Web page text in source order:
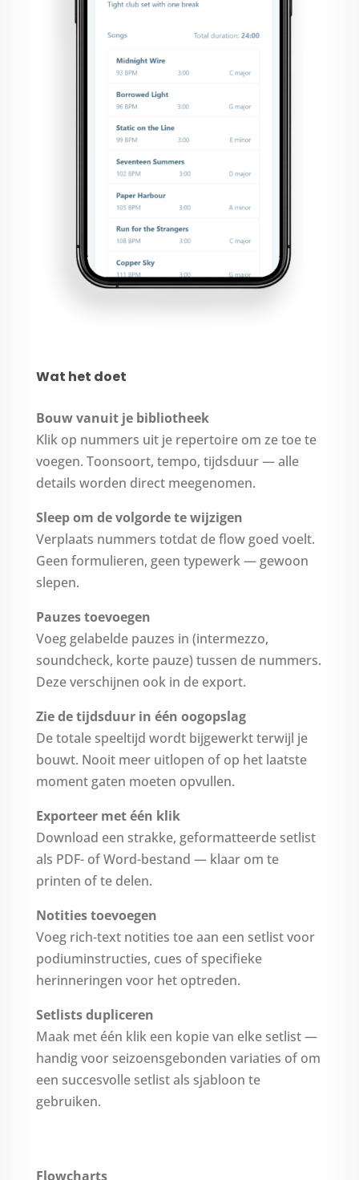
Wat het doet
Bouw vanuit je bibliotheek
Klik op nummers uit je repertoire om ze toe te
voegen. Toonsoort, tempo, tijdsduur — alle
details worden direct meegenomen.
Sleep om de volgorde te wijzigen
Verplaats nummers totdat de flow goed voelt.
Geen formulieren, geen typewerk — gewoon
slepen.
Pauzes toevoegen
Voeg gelabelde pauzes in (intermezzo,
soundcheck, korte pauze) tussen de nummers.
Deze verschijnen ook in de export.
Zie de tijdsduur in één oogopslag
De totale speeltijd wordt bijgewerkt terwijl je
bouwt. Nooit meer uitlopen of op het laatste
moment gaten moeten opvullen.
Exporteer met één klik
Download een strakke, geformatteerde setlist
als PDF- of Word-bestand — klaar om te
printen of te delen.
Notities toevoegen
Voeg rich-text notities toe aan een setlist voor
podiuminstructies, cues of specifieke
herinneringen voor het optreden.
Setlists dupliceren
Maak met één klik een kopie van elke setlist —
handig voor seizoensgebonden variaties of om
een succesvolle setlist als sjabloon te
gebruiken.
Flowcharts